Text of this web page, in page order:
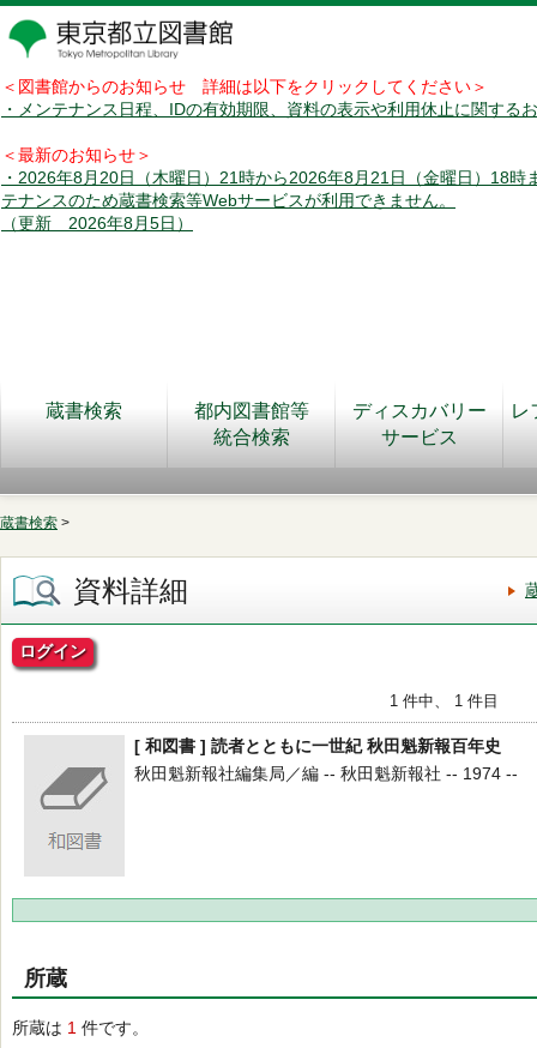
＜図書館からのお知らせ 詳細は以下をクリックしてください＞
・メンテナンス日程、IDの有効期限、資料の表示や利用休止に関する
＜最新のお知らせ＞
・2026年8月20日（木曜日）21時から2026年8月21日（金曜日）18時
テナンスのため蔵書検索等Webサービスが利用できません。
（更新 2026年8月5日）
蔵書検索
都内図書館等
統合検索
ディスカバリー
サービス
レ
蔵書検索 >
資料詳細
ログイン
1 件中、 1 件目
[ 和図書 ] 読者とともに一世紀 秋田魁新報百年史
秋田魁新報社編集局／編 -- 秋田魁新報社 -- 1974 --
所蔵
所蔵は 1 件です。